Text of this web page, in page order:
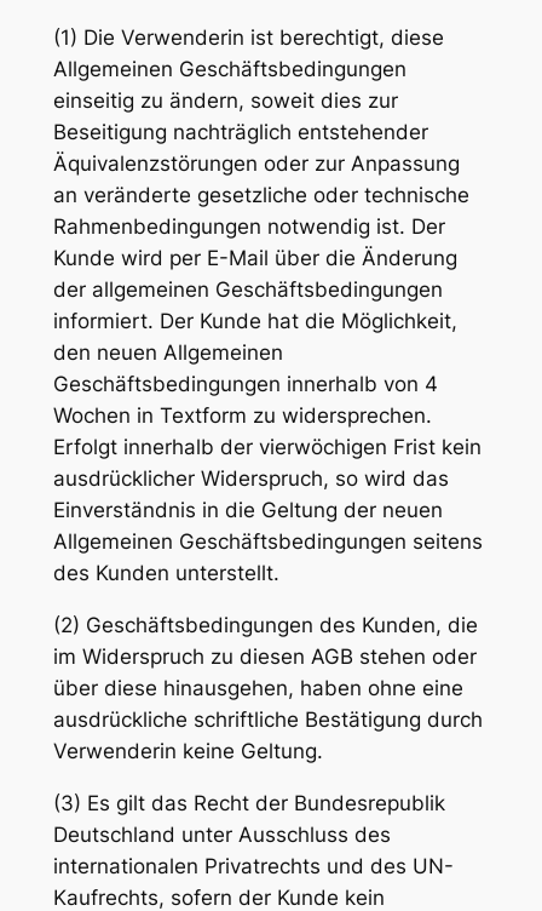
(1) Die Verwenderin ist berechtigt, diese
Allgemeinen Geschäftsbedingungen
einseitig zu ändern, soweit dies zur
Beseitigung nachträglich entstehender
Äquivalenzstörungen oder zur Anpassung
an veränderte gesetzliche oder technische
Rahmenbedingungen notwendig ist. Der
Kunde wird per E-Mail über die Änderung
der allgemeinen Geschäftsbedingungen
informiert. Der Kunde hat die Möglichkeit,
den neuen Allgemeinen
Geschäftsbedingungen innerhalb von 4
Wochen in Textform zu widersprechen.
Erfolgt innerhalb der vierwöchigen Frist kein
ausdrücklicher Widerspruch, so wird das
Einverständnis in die Geltung der neuen
Allgemeinen Geschäftsbedingungen seitens
des Kunden unterstellt.
(2) Geschäftsbedingungen des Kunden, die
im Widerspruch zu diesen AGB stehen oder
über diese hinausgehen, haben ohne eine
ausdrückliche schriftliche Bestätigung durch
Verwenderin keine Geltung.
(3) Es gilt das Recht der Bundesrepublik
Deutschland unter Ausschluss des
internationalen Privatrechts und des UN-
Kaufrechts, sofern der Kunde kein